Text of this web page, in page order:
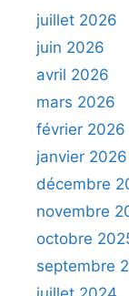
juillet 2026
juin 2026
avril 2026
mars 2026
février 2026
janvier 2026
décembre
novembre
octobre
septembre